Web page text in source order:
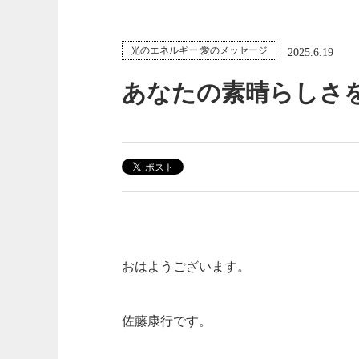
光のエネルギー 愛のメッセージ 2025.6.19
あなたの素晴らしさ
おはようございます。
佐藤康行です。